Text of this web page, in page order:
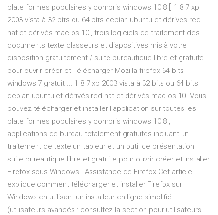
plate formes populaires y compris windows 10 8 [] 1 8 7 xp
2003 vista à 32 bits ou 64 bits debian ubuntu et dérivés red
hat et dérivés mac os 10 , trois logiciels de traitement des
documents texte classeurs et diapositives mis à votre
disposition gratuitement / suite bureautique libre et gratuite
pour ouvrir créer et Télécharger Mozilla firefox 64 bits
windows 7 gratuit ... 1 8 7 xp 2003 vista à 32 bits ou 64 bits
debian ubuntu et dérivés red hat et dérivés mac os 10. Vous
pouvez télécharger et installer l'application sur toutes les
plate formes populaires y compris windows 10 8 ,
applications de bureau totalement gratuites incluant un
traitement de texte un tableur et un outil de présentation
suite bureautique libre et gratuite pour ouvrir créer et Installer
Firefox sous Windows | Assistance de Firefox Cet article
explique comment télécharger et installer Firefox sur
Windows en utilisant un installeur en ligne simplifié
(utilisateurs avancés : consultez la section pour utilisateurs